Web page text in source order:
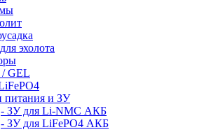
эхолота
GEL
питания и ЗУ
- ЗУ для Li-NMC АКБ
- ЗУ для LiFePO4 АКБ